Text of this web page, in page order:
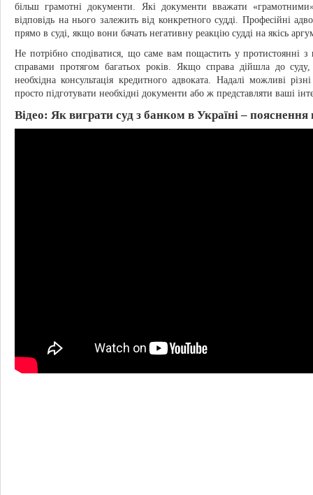
більш грамотні документи. Які документи вважати
відповідь на нього залежить від конкретного судді. Професійні
прямо в суді, якщо вони бачать негативну реакцію судді на якісь
Не потрібно сподіватися, що саме вам пощастить у протистоянні
справами протягом багатьох років. Якщо справа дійшла до
необхідна консультація кредитного адвоката. Надалі можливі
просто підготувати необхідні документи або ж представляти ваші
Відео: Як виграти суд з банком в Україні – пояснення